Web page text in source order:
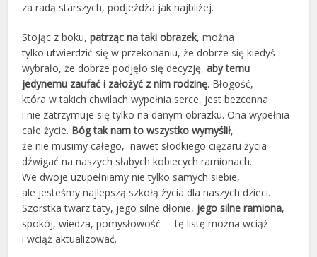
za radą starszych, podjeżdża jak najbliżej.
Stojąc z boku, patrząc na taki obrazek, można
tylko utwierdzić się w przekonaniu, że dobrze się kiedyś
wybrało, że dobrze podjęło się decyzję,aby temu
jedynemu zaufać i założyć z nim rodzinę. Błogość,
która w takich chwilach wypełnia serce, jest bezcenna
i nie zatrzymuje się tylko na danym obrazku. Ona wypełnia
całe życie. Bóg tak nam to wszystko wymyślił,
że nie musimy całego, nawet słodkiego ciężaru życia
dźwigać na naszych słabych kobiecych ramionach.
We dwoje uzupełniamy nie tylko samych siebie,
ale jesteśmy najlepszą szkołą życia dla naszych dzieci.
Szorstka twarz taty, jego silne dłonie, jego silne ramiona,
spokój, wiedza, pomysłowość – tę listę można wciąż
i wciąż aktualizować.